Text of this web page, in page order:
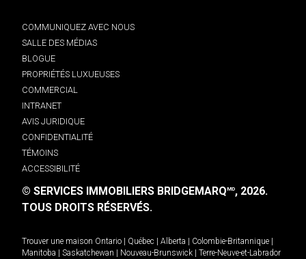
COMMUNIQUEZ AVEC NOUS
SALLE DES MÉDIAS
BLOGUE
PROPRIÉTÉS LUXUEUSES
COMMERCIAL
INTRANET
AVIS JURIDIQUE
CONFIDENTIALITÉ
TÉMOINS
ACCESSIBILITÉ
© SERVICES IMMOBILIERS BRIDGEMARQMD, 2026.
TOUS DROITS RÉSERVÉS.
Trouver une maison Ontario Québec Alberta Colombie-Britannique
Manitoba
Saskatchewan Nouveau-Brunswick
Terre-Neuve-et-Labrador